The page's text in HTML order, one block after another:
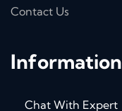
Contact Us
Information
Chat With Expert